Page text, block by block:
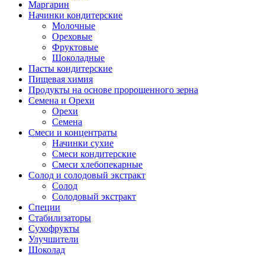
Маргарин
Начинки кондитерские
Молочные
Ореховые
Фруктовые
Шоколадные
Пасты кондитерские
Пищевая химия
Продукты на основе пророщенного зерна
Семена и Орехи
Орехи
Семена
Смеси и концентраты
Начинки сухие
Смеси кондитерские
Смеси хлебопекарные
Солод и солодовый экстракт
Солод
Солодовый экстракт
Специи
Стабилизаторы
Сухофрукты
Улучшители
Шоколад